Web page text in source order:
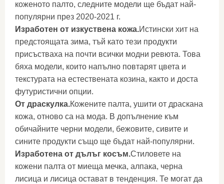
коженото палто, следните модели ще бъдат най-
популярни през 2020-2021 г.
Изработен от изкуствена кожа.Истински хит на
предстоящата зима, тъй като тези продукти
присъстваха на почти всички модни ревюта. Това
бяха модели, които напълно повтарят цвета и
текстурата на естествената козина, както и доста
футуристични опции.
От драскулка.Кожените палта, ушити от драскана
кожа, отново са на мода. В допълнение към
обичайните черни модели, бежовите, сивите и
сините продукти също ще бъдат най-популярни.
Изработена от дълъг косъм.Стиловете на
кожени палта от миеща мечка, алпака, черна
лисица и лисица остават в тенденция. Те могат да